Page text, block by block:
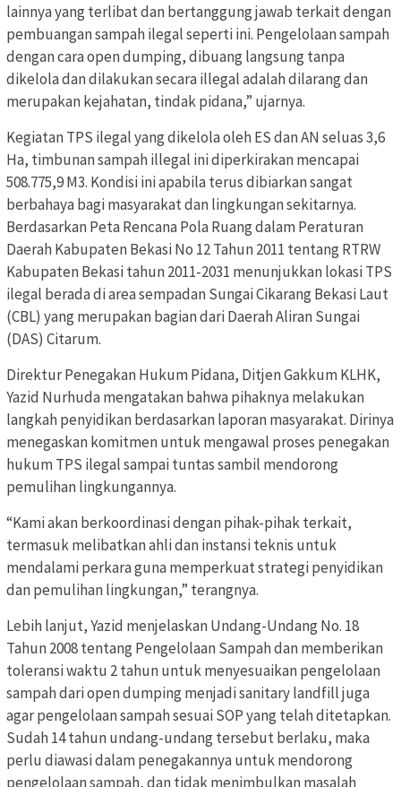
lainnya yang terlibat dan bertanggung jawab terkait dengan
pembuangan sampah ilegal seperti ini. Pengelolaan sampah
dengan cara open dumping, dibuang langsung tanpa
dikelola dan dilakukan secara illegal adalah dilarang dan
merupakan kejahatan, tindak pidana,” ujarnya.
Kegiatan TPS ilegal yang dikelola oleh ES dan AN seluas 3,6
Ha, timbunan sampah illegal ini diperkirakan mencapai
508.775,9 M3. Kondisi ini apabila terus dibiarkan sangat
berbahaya bagi masyarakat dan lingkungan sekitarnya.
Berdasarkan Peta Rencana Pola Ruang dalam Peraturan
Daerah Kabupaten Bekasi No 12 Tahun 2011 tentang RTRW
Kabupaten Bekasi tahun 2011-2031 menunjukkan lokasi TPS
ilegal berada di area sempadan Sungai Cikarang Bekasi Laut
(CBL) yang merupakan bagian dari Daerah Aliran Sungai
(DAS) Citarum.
Direktur Penegakan Hukum Pidana, Ditjen Gakkum KLHK,
Yazid Nurhuda mengatakan bahwa pihaknya melakukan
langkah penyidikan berdasarkan laporan masyarakat. Dirinya
menegaskan komitmen untuk mengawal proses penegakan
hukum TPS ilegal sampai tuntas sambil mendorong
pemulihan lingkungannya.
“Kami akan berkoordinasi dengan pihak-pihak terkait,
termasuk melibatkan ahli dan instansi teknis untuk
mendalami perkara guna memperkuat strategi penyidikan
dan pemulihan lingkungan,” terangnya.
Lebih lanjut, Yazid menjelaskan Undang-Undang No. 18
Tahun 2008 tentang Pengelolaan Sampah dan memberikan
toleransi waktu 2 tahun untuk menyesuaikan pengelolaan
sampah dari open dumping menjadi sanitary landfill juga
agar pengelolaan sampah sesuai SOP yang telah ditetapkan.
Sudah 14 tahun undang-undang tersebut berlaku, maka
perlu diawasi dalam penegakannya untuk mendorong
pengelolaan sampah, dan tidak menimbulkan masalah